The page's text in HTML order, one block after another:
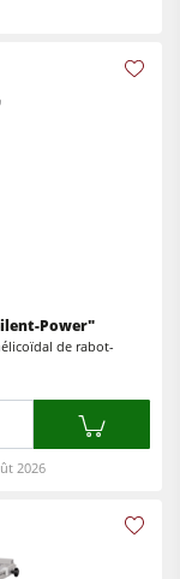
à membrane
Power"
de rabot-
2026